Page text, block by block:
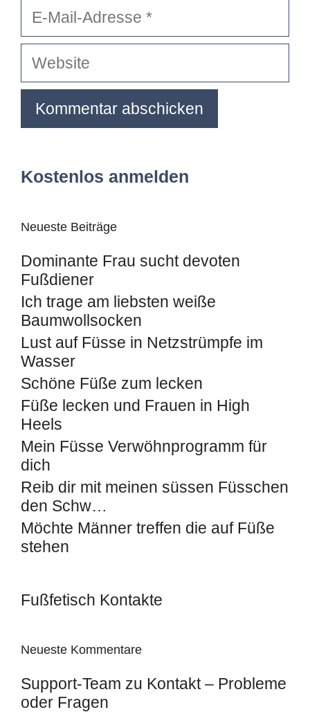
Mail-
Adresse
Kostenlos anmelden
Neueste Beiträge
Dominante Frau sucht devoten
Fußdiener
Ich trage am liebsten weiße
Baumwollsocken
Lust auf Füsse in Netzstrümpfe im
Wasser
Schöne Füße zum lecken
Füße lecken und Frauen in High
Heels
Mein Füsse Verwöhnprogramm für
dich
Reib dir mit meinen süssen Füsschen
den Schw…
Möchte Männer treffen die auf Füße
stehen
Fußfetisch Kontakte
Neueste Kommentare
Support-Team zu Kontakt – Probleme
oder Fragen